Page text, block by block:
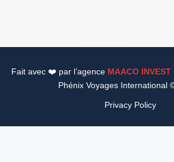
Fait avec ❤️ par l’agence MAACO INVEST
Phénix Voyages International
Privacy Policy